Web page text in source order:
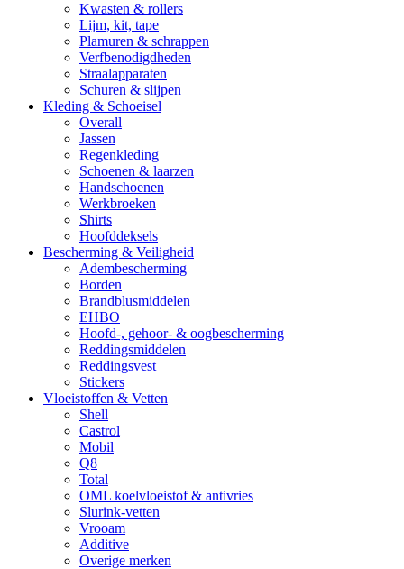
Kwasten & rollers
Lijm, kit, tape
Plamuren & schrappen
Verfbenodigdheden
Straalapparaten
Schuren & slijpen
Kleding & Schoeisel
Overall
Jassen
Regenkleding
Schoenen & laarzen
Handschoenen
Werkbroeken
Shirts
Hoofddeksels
Bescherming & Veiligheid
Adembescherming
Borden
Brandblusmiddelen
EHBO
Hoofd-, gehoor- & oogbescherming
Reddingsmiddelen
Reddingsvest
Stickers
Vloeistoffen & Vetten
Shell
Castrol
Mobil
Q8
Total
OML koelvloeistof & antivries
Slurink-vetten
Vrooam
Additive
Overige merken